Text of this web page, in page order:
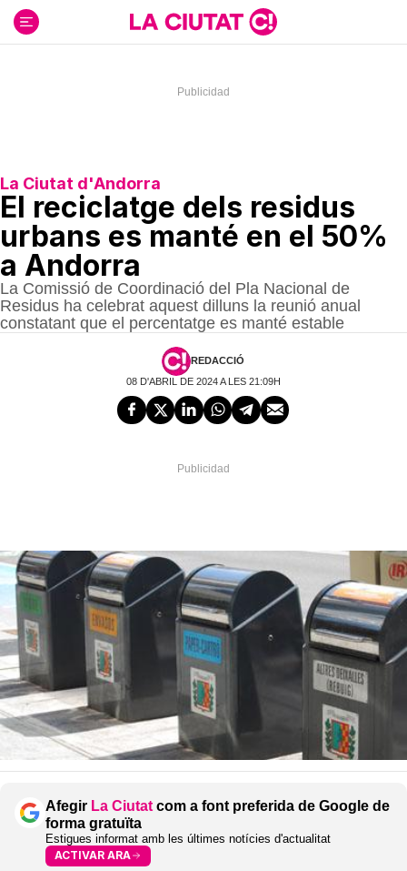
contenido
La Ciutat d'Andorra
El reciclatge dels residus
urbans es manté en el 50%
a Andorra
La Comissió de Coordinació del Pla Nacional de
Residus ha celebrat aquest dilluns la reunió anual
constatant que el percentatge es manté estable
REDACCIÓ
08 D'ABRIL DE 2024 A LES 21:09H
Afegir La Ciutat com a font preferida de Google de
forma gratuïta
Estigues informat amb les últimes notícies d'actualitat
ACTIVAR ARA